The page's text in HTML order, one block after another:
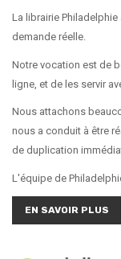
La librairie
demande réelle.
Notre vocation est de
ligne, et de les servir
Nous attachons
nous a conduit à être
de duplication
L'équipe de
EN SAVOIR PLUS